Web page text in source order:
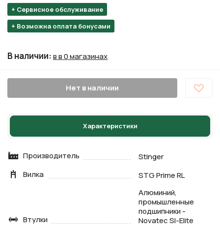
+ Сервисное обслуживание
+ Возможна оплата бонусами
В наличии:в в 0 магазинах
Нет в наличии
Характеристики
Производитель
Stinger
Вилка
STG Prime RL
Втулки
Алюминий,
промышленные
подшипники -
Novatec Sl-Elite